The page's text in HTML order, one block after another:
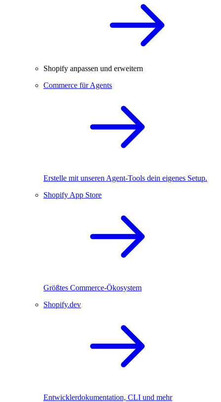
Shopify anpassen und erweitern
Commerce für Agents
Erstelle mit unseren Agent-Tools dein eigenes Setup.
Shopify App Store
Größtes Commerce-Ökosystem
Shopify.dev
Entwicklerdokumentation, CLI und mehr